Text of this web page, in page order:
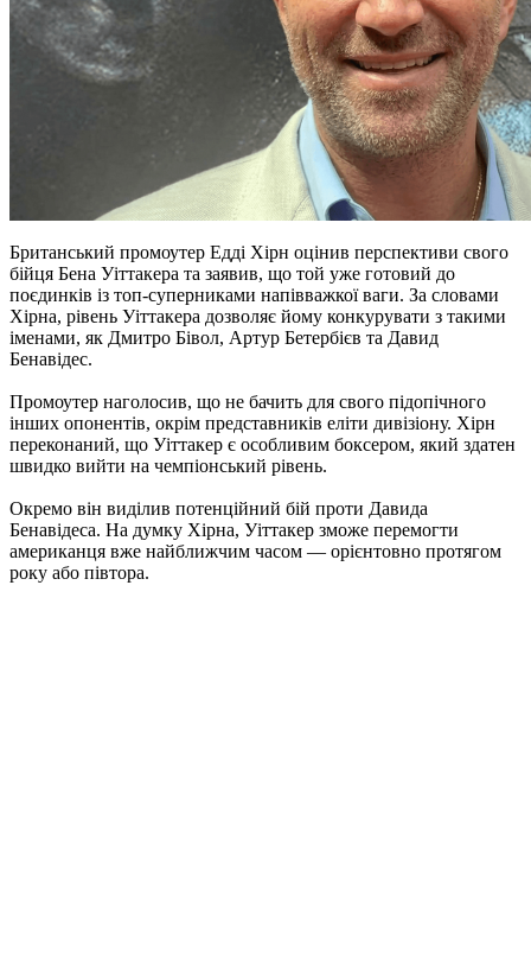
Британський промоутер Едді Хірн оцінив перспективи свого
бійця Бена Уіттакера та заявив, що той уже готовий до
поєдинків із топ-суперниками напівважкої ваги. За словами
Хірна, рівень Уіттакера дозволяє йому конкурувати з такими
іменами, як Дмитро Бівол, Артур Бетербієв та Давид
Бенавідес.
Промоутер наголосив, що не бачить для свого підопічного
інших опонентів, окрім представників еліти дивізіону. Хірн
переконаний, що Уіттакер є особливим боксером, який здатен
швидко вийти на чемпіонський рівень.
Окремо він виділив потенційний бій проти Давида
Бенавідеса. На думку Хірна, Уіттакер зможе перемогти
американця вже найближчим часом — орієнтовно протягом
року або півтора.